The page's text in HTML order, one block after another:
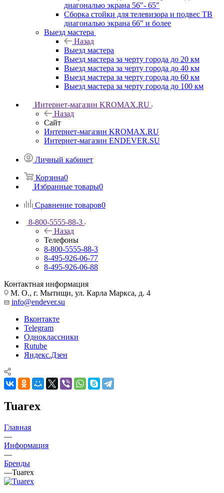
диагональю экрана 56"- 65"
Сборка стойки для телевизора и подвес ТВ
диагональю экрана 66" и более
Выезд мастера
Назад
Выезд мастера
Выезд мастера за черту города до 20 км
Выезд мастера за черту города до 40 км
Выезд мастера за черту города до 60 км
Выезд мастера за черту города до 100 км
Интернет-магазин KROMAX.RU
Назад
Сайт
Интернет-магазин KROMAX.RU
Интернет-магазин ENDEVER.SU
Личный кабинет
Корзина0
Избранные товары0
Сравнение товаров0
8-800-5555-88-3
Назад
Телефоны
8-800-5555-88-3
8-495-926-06-77
8-495-926-06-88
Контактная информация
М. О., г. Мытищи, ул. Карла Маркса, д. 4
info@endever.su
Вконтакте
Telegram
Одноклассники
Rutube
Яндекс.Дзен
Tuarex
Главная
—
Информация
—
Бренды
—Tuarex